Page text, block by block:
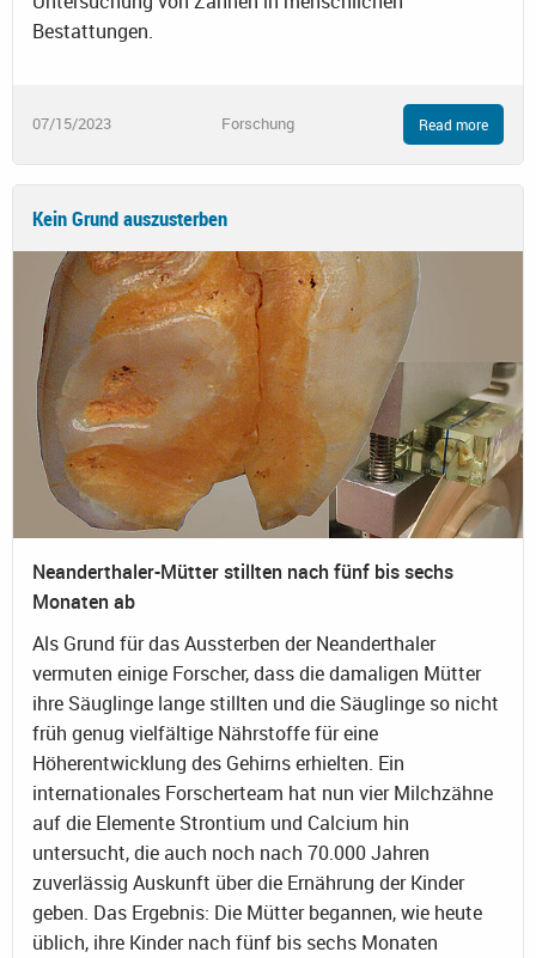
Bestattungen.
07/15/2023 Forschung Read more
Kein Grund auszusterben
Neanderthaler-Mütter stillten nach fünf bis sechs
Monaten ab
Als Grund für das Aussterben der Neanderthaler
vermuten einige Forscher, dass die damaligen Mütter
ihre Säuglinge lange stillten und die Säuglinge so nicht
früh genug vielfältige Nährstoffe für eine
Höherentwicklung des Gehirns erhielten. Ein
internationales Forscherteam hat nun vier Milchzähne
auf die Elemente Strontium und Calcium hin
untersucht, die auch noch nach 70.000 Jahren
zuverlässig Auskunft über die Ernährung der Kinder
geben. Das Ergebnis: Die Mütter begannen, wie heute
üblich, ihre Kinder nach fünf bis sechs Monaten